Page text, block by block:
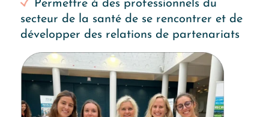
Permettre à des professionnels du
secteur de la santé de se rencontrer et de
développer des relations de partenariats